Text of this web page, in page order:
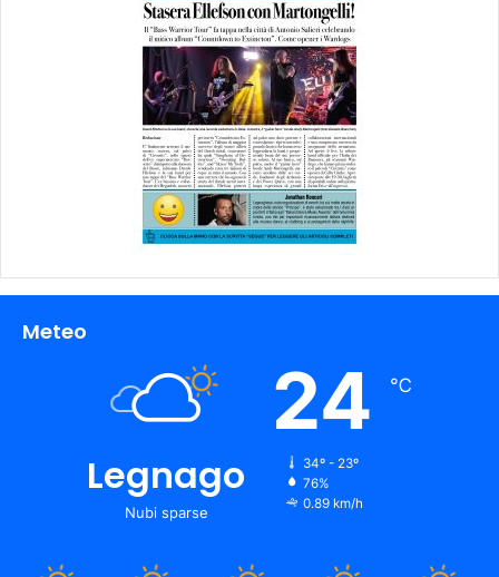
Meteo
Legnago
Nubi sparse
24 ℃
34º - 23º
76%
0.89 km/h